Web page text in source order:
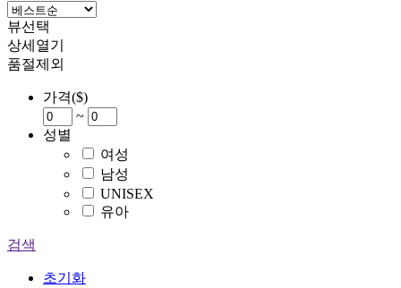
뷰선택
상세열기
품절제외
가격($)
~
성별
여성
남성
UNISEX
유아
검색
초기화